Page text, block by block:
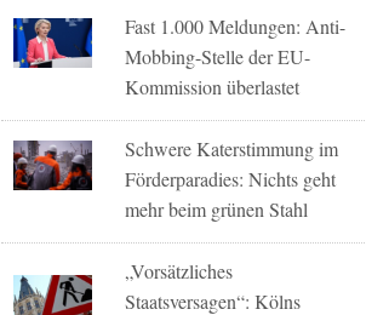
Fast 1.000 Meldungen: Anti-
Mobbing-Stelle der EU-
Kommission überlastet
Schwere Katerstimmung im
Förderparadies: Nichts geht
mehr beim grünen Stahl
„Vorsätzliches
Staatsversagen“: Kölns